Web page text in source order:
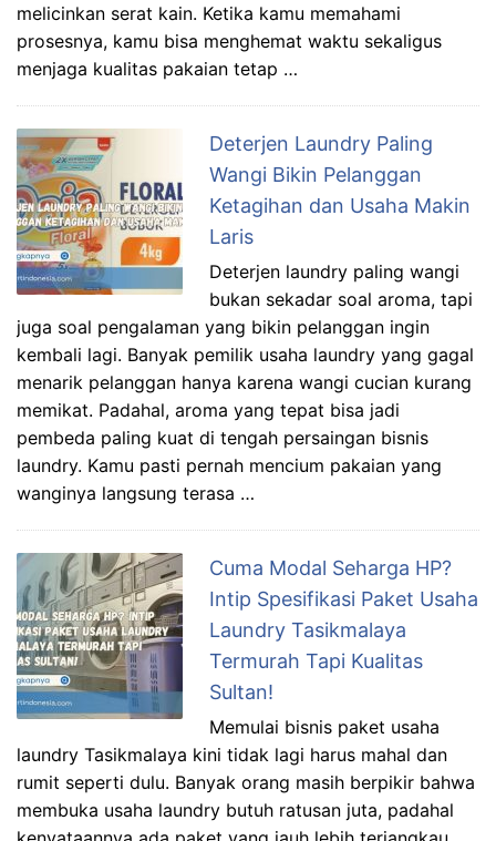
melicinkan serat kain. Ketika kamu memahami
prosesnya, kamu bisa menghemat waktu sekaligus
menjaga kualitas pakaian tetap …
Deterjen Laundry Paling
Wangi Bikin Pelanggan
Ketagihan dan Usaha Makin
Laris
Deterjen laundry paling wangi
bukan sekadar soal aroma, tapi
juga soal pengalaman yang bikin pelanggan ingin
kembali lagi. Banyak pemilik usaha laundry yang gagal
menarik pelanggan hanya karena wangi cucian kurang
memikat. Padahal, aroma yang tepat bisa jadi
pembeda paling kuat di tengah persaingan bisnis
laundry. Kamu pasti pernah mencium pakaian yang
wanginya langsung terasa …
Cuma Modal Seharga HP?
Intip Spesifikasi Paket Usaha
Laundry Tasikmalaya
Termurah Tapi Kualitas
Sultan!
Memulai bisnis paket usaha
laundry Tasikmalaya kini tidak lagi harus mahal dan
rumit seperti dulu. Banyak orang masih berpikir bahwa
membuka usaha laundry butuh ratusan juta, padahal